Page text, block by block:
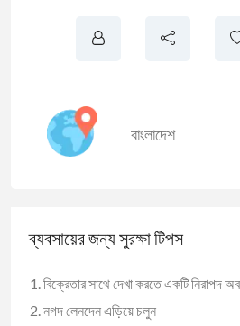
বাংলাদেশ
ব্যবসায়ের জন্য সুরক্ষা টিপস
বিক্রেতার সাথে দেখা করতে একটি নিরাপদ
নগদ লেনদেন এড়িয়ে চলুন